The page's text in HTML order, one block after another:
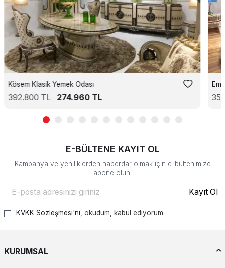
Kösem Klasik Yemek Odası
392.800TL 274.960TL
E-BÜLTENE KAYIT OL
Kampanya ve yeniliklerden haberdar olmak için e-bültenimize
abone olun!
Kayıt Ol
KVKK Sözleşmesi'ni, okudum, kabul ediyorum.
KURUMSAL